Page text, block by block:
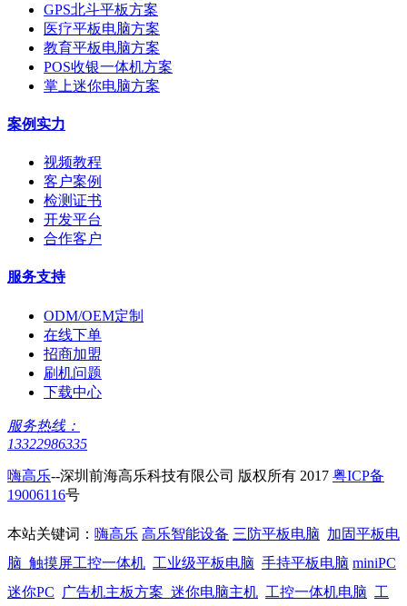
GPS北斗平板方案
医疗平板电脑方案
教育平板电脑方案
POS收银一体机方案
掌上迷你电脑方案
案例实力
视频教程
客户案例
检测证书
开发平台
合作客户
服务支持
ODM/OEM定制
在线下单
招商加盟
刷机问题
下载中心
服务热线：
13322986335
嗨高乐--深圳前海高乐科技有限公司 版权所有 2017 粤ICP备
19006116号
本站关键词： 嗨高乐 高乐智能设备 三防平板电脑 加固平板电
脑 触摸屏工控一体机 工业级平板电脑 手持平板电脑 miniPC
迷你PC
广告机主板方案 迷你电脑主机 工控一体机电脑 工